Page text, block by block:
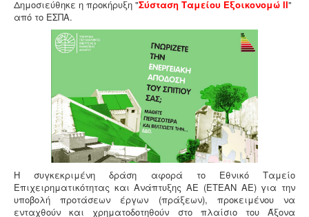
Μελέτη επικινδυνότητας λεγιονέλλα -
αναγνώριση και μελέτη εκτίμησης του κινδύνου από
την λεγιονέλλα στις υδρεύσεις ξενοδοχειακών κτιρίων
επιβάλλεται από τις νέες υγειονομικές διατάξεις του
Υπουργείου Υγείας.
ό
γ
5
/
Δημοσιεύθηκε η προκήρυξη "Σύσταση Ταμείου Εξοικονομώ ΙΙ"
από το ΕΣΠΑ.
Η συγκεκριμένη δράση αφορά το Εθνικό Ταμείο
Επιχειρηματικότητας και Ανάπτυξης ΑΕ (ΕΤΕΑΝ ΑΕ) για την
υποβολή προτάσεων έργων (πράξεων), προκειμένου να
ενταχθούν και χρηματοδοτηθούν στο πλαίσιο του Άξονα